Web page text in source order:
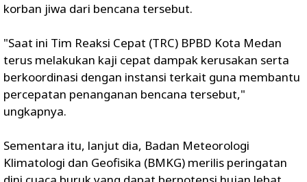
korban jiwa dari bencana tersebut.
"Saat ini Tim Reaksi Cepat (TRC) BPBD Kota Medan
terus melakukan kaji cepat dampak kerusakan serta
berkoordinasi dengan instansi terkait guna membantu
percepatan penanganan bencana tersebut,"
ungkapnya.
Sementara itu, lanjut dia, Badan Meteorologi
Klimatologi dan Geofisika (BMKG) merilis peringatan